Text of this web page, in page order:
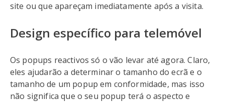
site ou que apareçam imediatamente após a visita.
Design específico para telemóvel
Os popups reactivos só o vão levar até agora. Claro,
eles ajudarão a determinar o tamanho do ecrã e o
tamanho de um popup em conformidade, mas isso
não significa que o seu popup terá o aspecto e